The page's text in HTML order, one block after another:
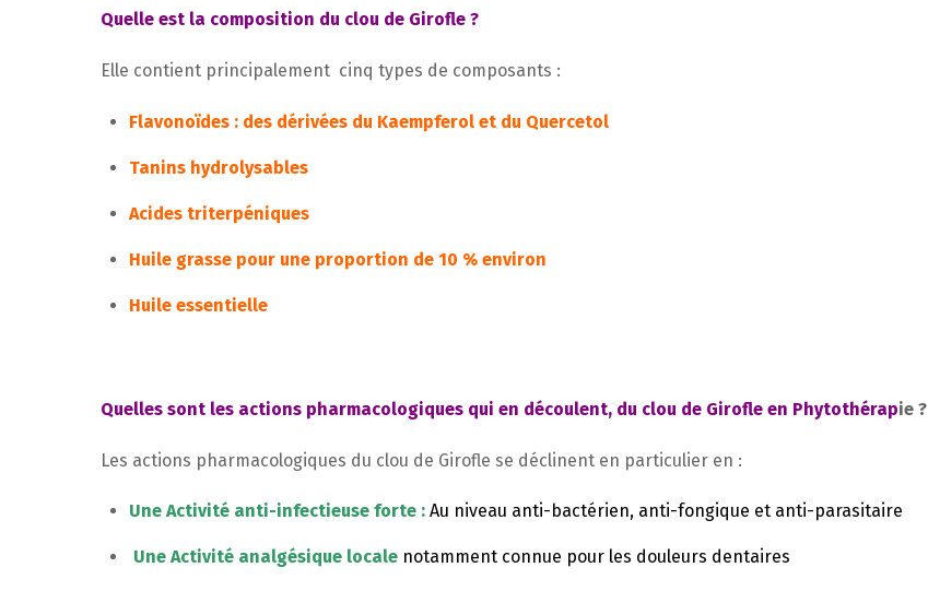
Quelle est la composition du clou de Girofle ?
Elle contient principalement cinq types de composants :
Flavonoïdes : des dérivées du Kaempferol et du Quercetol
Tanins hydrolysables
Acides triterpéniques
Huile grasse pour une proportion de 10 % environ
Huile essentielle
Quelles sont les actions pharmacologiques qui en découlent, du clou de Girofle en Phytothérapie ?
Les actions pharmacologiques du clou de Girofle se déclinent en particulier en :
Une Activité anti-infectieuse forte : Au niveau anti-bactérien, anti-fongique et anti-parasitaire
Une Activité analgésique locale notamment connue pour les douleurs dentaires